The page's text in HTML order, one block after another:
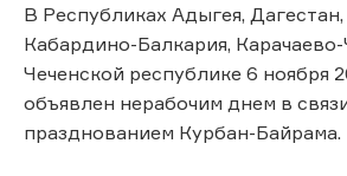
В Республиках Адыгея,
Кабардино-Балкария,
Чеченской республике 6 ноября
объявлен нерабочим днем в
празднованием Курбан-Байрама.